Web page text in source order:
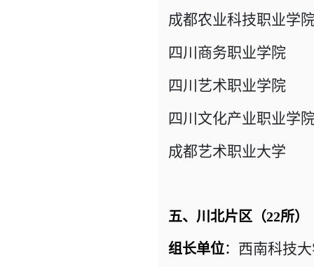
成都农业科技职业
四川商务职业学院
四川艺术职业学院
四川文化产业职业
成都艺术职业大学
五、川北片区（22所）
组长单位： 西南科技